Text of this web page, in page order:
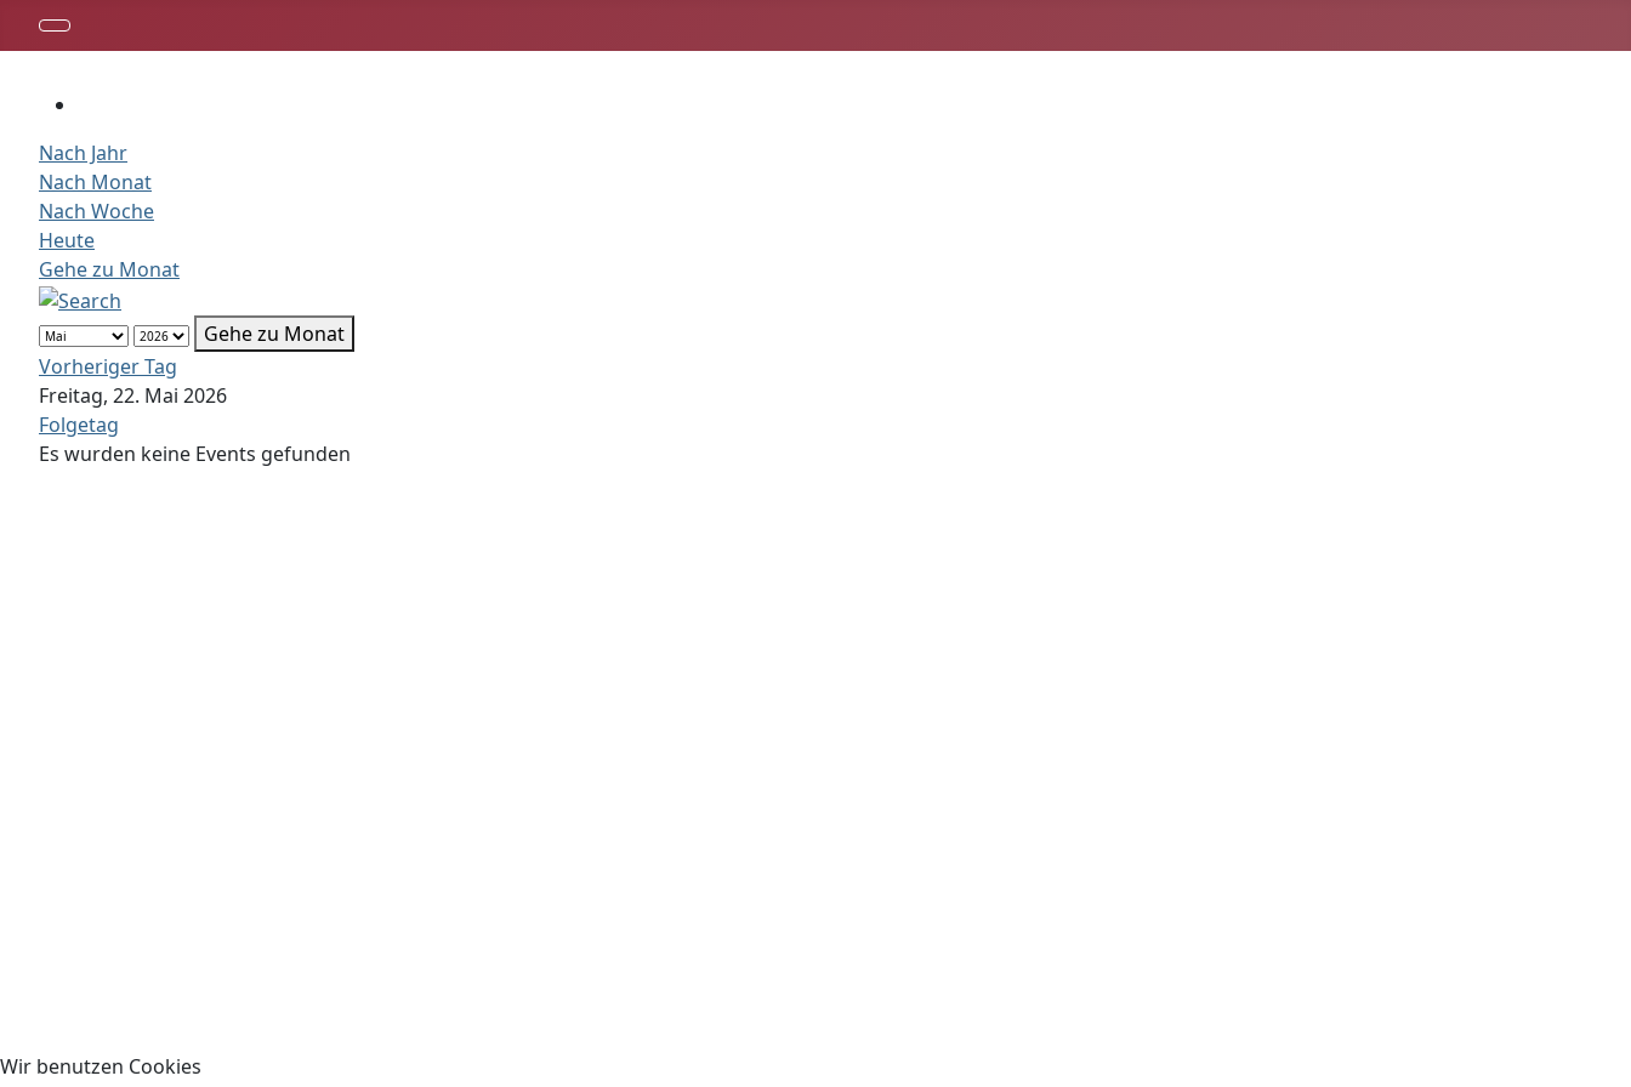
Nach Jahr
Nach Monat
Nach Woche
Heute
Gehe zu Monat
Gehe zu Monat
Vorheriger Tag
Freitag, 22. Mai 2026
Folgetag
Es wurden keine Events gefunden
Wir benutzen Cookies